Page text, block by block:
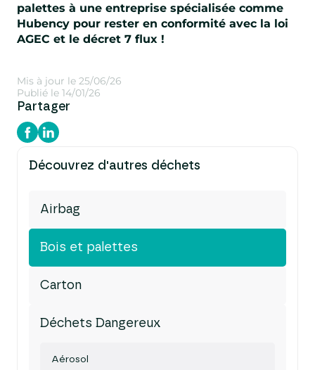
palettes à une entreprise spécialisée comme
Hubency pour rester en conformité avec la loi
AGEC et le décret 7 flux !
Mis à jour le 25/06/26
Publié le 14/01/26
Partager
Découvrez d'autres déchets
Airbag
Bois et palettes
Carton
Déchets Dangereux
Aérosol